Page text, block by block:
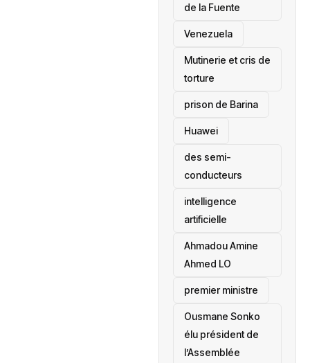
de la Fuente
‎Venezuela
Mutinerie et cris de
torture
prison de Barina
Huawei
des semi-
conducteurs
intelligence
artificielle
Ahmadou Amine
Ahmed LO
premier ministre
Ousmane Sonko
élu président de
l’Assemblée